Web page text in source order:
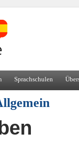
Sprachschulen